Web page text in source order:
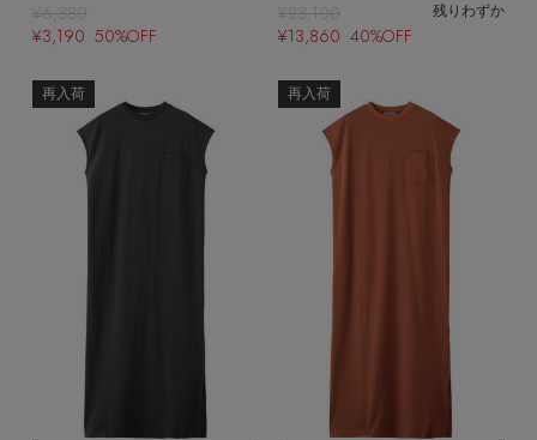
¥6,380
¥3,190 50%OFF
¥23,100 残りわずか
¥13,860 40%OFF
再入荷 再入荷